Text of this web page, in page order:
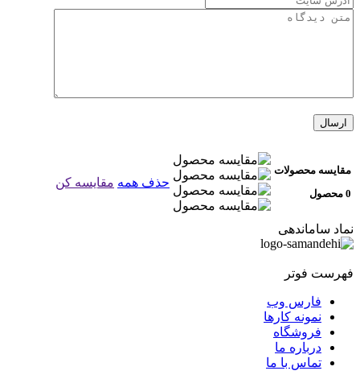
مقایسه محصولات
0 محصول
حذف همه مقایسه کن
نماد ساماندهی
فهرست فوتر
فارس وب
نمونه کارها
فروشگاه
درباره ما
تماس با ما